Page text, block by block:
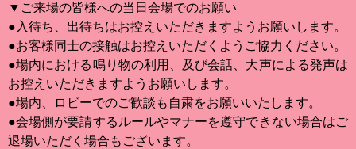
▼ご来場の皆様への当日会場でのお願い
●入待ち、出待ちはお控えいただきますようお願いします。
●お客様同士の接触はお控えいただくようご協力ください。
●場内における鳴り物の利用、及び会話、大声による発声は
お控えいただきますようお願いします。
●場内、ロビーでのご歓談も自粛をお願いいたします。
●会場側が要請するルールやマナーを遵守できない場合はご
退場いただく場合もございます。